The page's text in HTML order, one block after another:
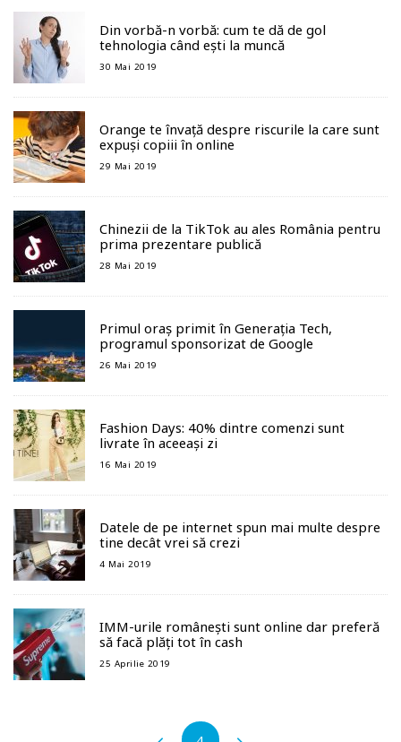
Din vorbă-n vorbă: cum te dă de gol
tehnologia când ești la muncă
30 Mai 2019
Orange te învață despre riscurile la care sunt
expuși copiii în online
29 Mai 2019
Chinezii de la TikTok au ales România pentru
prima prezentare publică
28 Mai 2019
Primul oraș primit în Generația Tech,
programul sponsorizat de Google
26 Mai 2019
Fashion Days: 40% dintre comenzi sunt
livrate în aceeași zi
16 Mai 2019
Datele de pe internet spun mai multe despre
tine decât vrei să crezi
4 Mai 2019
IMM-urile românești sunt online dar preferă
să facă plăți tot în cash
25 Aprilie 2019